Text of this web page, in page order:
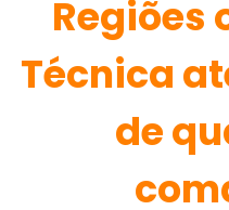
Empresa de spda
Empresas de instalações
Equipamentos para cabines
Escritório de engenharia
Regiões
Técnica
de